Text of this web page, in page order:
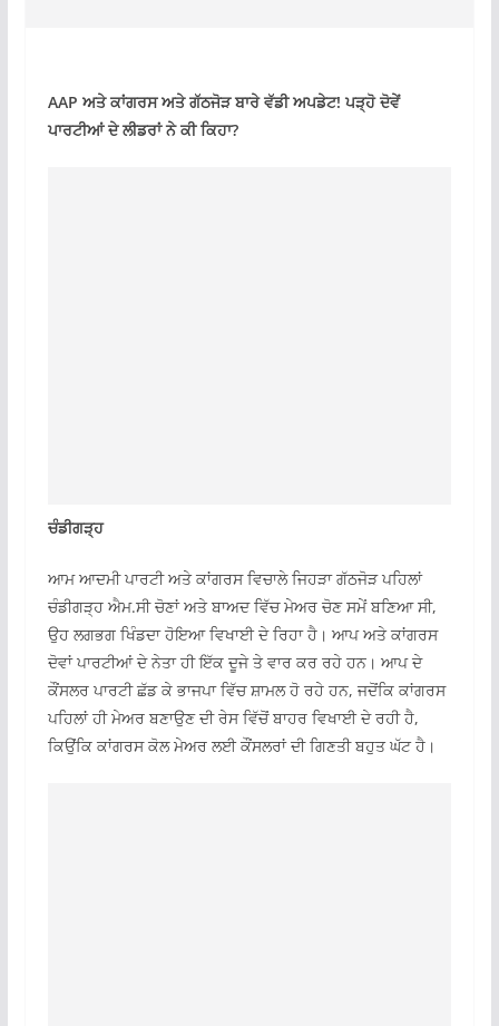
AAP ਅਤੇ ਕਾਂਗਰਸ ਅਤੇ ਗੱਠਜੋੜ ਬਾਰੇ ਵੱਡੀ ਅਪਡੇਟ! ਪੜ੍ਹੋ ਦੋਵੇਂ
ਪਾਰਟੀਆਂ ਦੇ ਲੀਡਰਾਂ ਨੇ ਕੀ ਕਿਹਾ?
ਚੰਡੀਗੜ੍ਹ
ਆਮ ਆਦਮੀ ਪਾਰਟੀ ਅਤੇ ਕਾਂਗਰਸ ਵਿਚਾਲੇ ਜਿਹੜਾ ਗੱਠਜੋੜ ਪਹਿਲਾਂ
ਚੰਡੀਗੜ੍ਹ ਐਮ.ਸੀ ਚੋਣਾਂ ਅਤੇ ਬਾਅਦ ਵਿੱਚ ਮੇਅਰ ਚੋਣ ਸਮੇਂ ਬਣਿਆ ਸੀ,
ਉਹ ਲਗਭਗ ਖਿੰਡਦਾ ਹੋਇਆ ਵਿਖਾਈ ਦੇ ਰਿਹਾ ਹੈ। ਆਪ ਅਤੇ ਕਾਂਗਰਸ
ਦੋਵਾਂ ਪਾਰਟੀਆਂ ਦੇ ਨੇਤਾ ਹੀ ਇੱਕ ਦੂਜੇ ਤੇ ਵਾਰ ਕਰ ਰਹੇ ਹਨ। ਆਪ ਦੇ
ਕੌਂਸਲਰ ਪਾਰਟੀ ਛੱਡ ਕੇ ਭਾਜਪਾ ਵਿੱਚ ਸ਼ਾਮਲ ਹੋ ਰਹੇ ਹਨ, ਜਦੋਂਕਿ ਕਾਂਗਰਸ
ਪਹਿਲਾਂ ਹੀ ਮੇਅਰ ਬਣਾਉਣ ਦੀ ਰੇਸ ਵਿੱਚੋਂ ਬਾਹਰ ਵਿਖਾਈ ਦੇ ਰਹੀ ਹੈ,
ਕਿਉਂਕਿ ਕਾਂਗਰਸ ਕੋਲ ਮੇਅਰ ਲਈ ਕੌਂਸਲਰਾਂ ਦੀ ਗਿਣਤੀ ਬਹੁਤ ਘੱਟ ਹੈ।